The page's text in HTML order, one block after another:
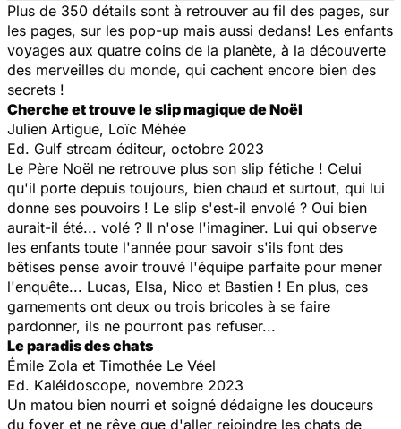
Plus de 350 détails sont à retrouver au fil des pages, sur
les pages, sur les pop-up mais aussi dedans! Les enfants
voyages aux quatre coins de la planète, à la découverte
des merveilles du monde, qui cachent encore bien des
secrets !
Cherche et trouve le slip magique de Noël
Julien Artigue, Loïc Méhée
Ed. Gulf stream éditeur, octobre 2023
Le Père Noël ne retrouve plus son slip fétiche ! Celui
qu'il porte depuis toujours, bien chaud et surtout, qui lui
donne ses pouvoirs ! Le slip s'est-il envolé ? Oui bien
aurait-il été... volé ? Il n'ose l'imaginer. Lui qui observe
les enfants toute l'année pour savoir s'ils font des
bêtises pense avoir trouvé l'équipe parfaite pour mener
l'enquête... Lucas, Elsa, Nico et Bastien ! En plus, ces
garnements ont deux ou trois bricoles à se faire
pardonner, ils ne pourront pas refuser...
Le paradis des chats
Émile Zola et Timothée Le Véel
Ed. Kaléidoscope, novembre 2023
Un matou bien nourri et soigné dédaigne les douceurs
du foyer et ne rêve que d'aller rejoindre les chats de